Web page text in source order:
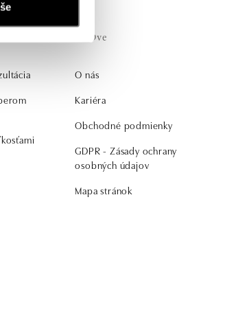
ALOve
O nás
Kariéra
Obchodné podmienky
GDPR - Zásady ochrany
osobných údajov
Mapa stránok